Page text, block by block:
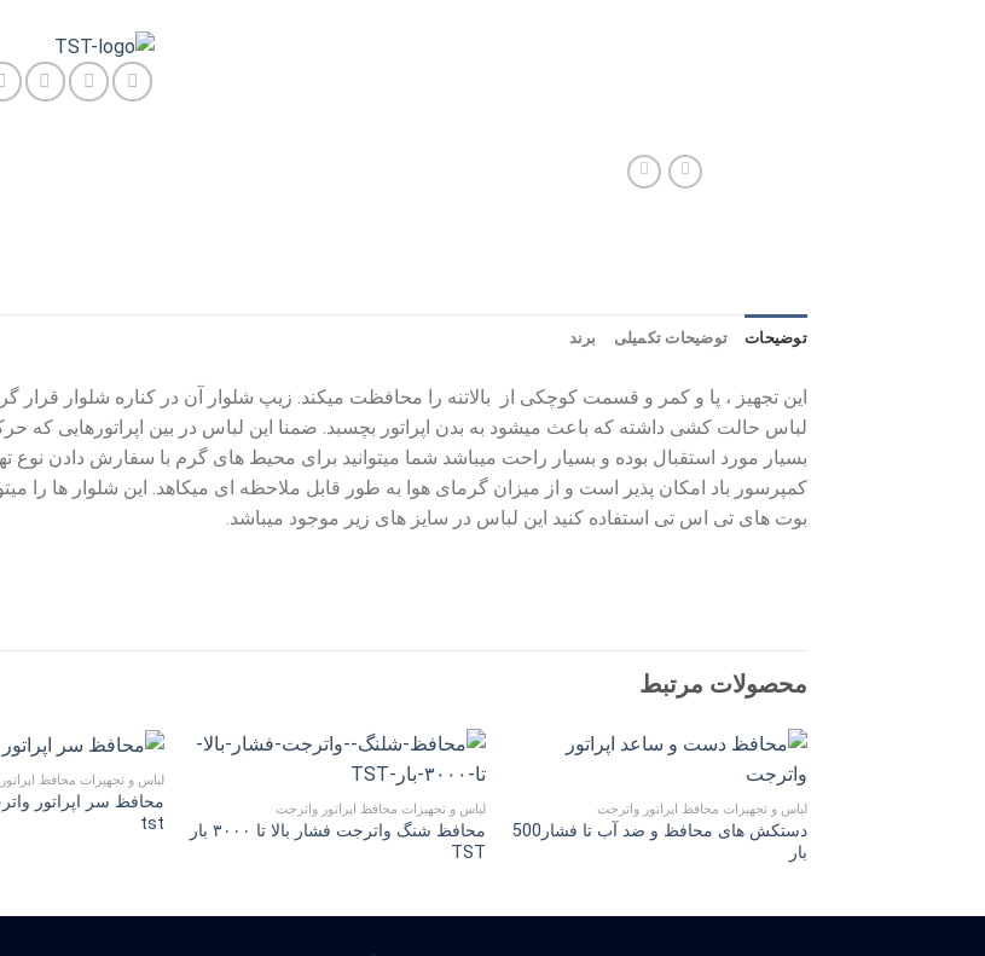
توضیحات توضیحات تکمیلی برند
این تجهیز ، پا و کمر و قسمت کوچکى از بالاتنه را محافظت میکند. زیپ شلوار آن در کناره شلوار
لباس حالت کشى داشته که باعث میشود به بدن اپراتور بچسبد. ضمنا این لباس در بین اپراتورهایى که
بسیار مورد استقبال بوده و بسیار راحت میباشد شما میتوانید براى محیط هاى گرم با سفارش دادن نوع
کمپرسور باد امکان پذیر است و از میزان گرماى هوا به طور قابل ملاحظه اى میکاهد. این شلوار ها را
بوت هاى تى اس تى استفاده کنید این لباس در سایز هاى زیر موجود میباشد.
محصولات مرتبط
لباس و تجهیزات محافظ اپراتور واترجت
دستکش هاى محافظ و ضد آب تا فشار500
بار
لباس و تجهیزات محافظ اپراتور واترجت
محافظ شنگ واترجت فشار بالا تا ۳۰۰۰ بار
TST
لباس و تجهیزات محافظ
محافظ سر اپراتور
tst